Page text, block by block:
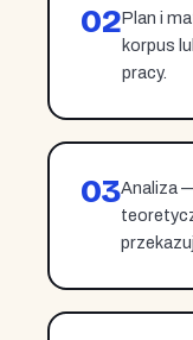
02Plan i
korpus
pracy.
03Analiza